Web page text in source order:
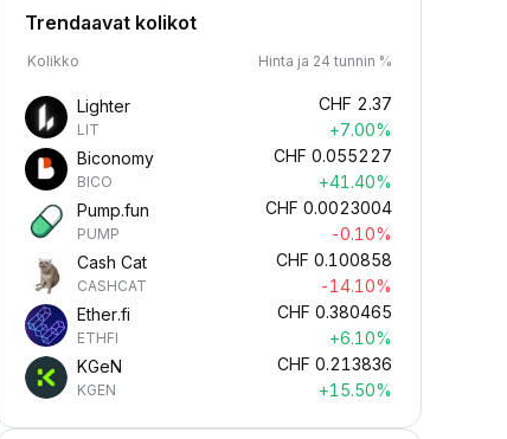
Trendaavat kolikot
Kolikko Hinta ja 24 tunnin %
Lighter
LIT
CHF 2.37
+7.00%
Biconomy
BICO
CHF 0.055227
+41.40%
Pump.fun
PUMP
CHF 0.0023004
-0.10%
Cash Cat
CASHCAT
CHF 0.100858
-14.10%
Ether.fi
ETHFI
CHF 0.380465
+6.10%
KGeN
KGEN
CHF 0.213836
+15.50%